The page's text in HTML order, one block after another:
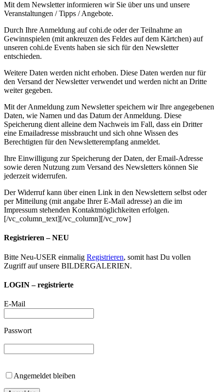
Mit dem Newsletter informieren wir Sie über uns und unsere
Veranstaltungen / Tipps / Angebote.
Durch Ihre Anmeldung auf cohi.de oder der Teilnahme an
Gewinnspielen (mit ankreuzen des Feldes auf dem Kärtchen) auf
unseren cohi.de Events haben sie sich für den Newsletter
entschieden.
Weitere Daten werden nicht erhoben. Diese Daten werden nur für
den Versand der Newsletter verwendet und werden nicht an Dritte
weiter gegeben.
Mit der Anmeldung zum Newsletter speichern wir Ihre angegebenen
Daten, wie Namen und das Datum der Anmeldung. Diese
Speicherung dient alleine dem Nachweis im Fall, dass ein Dritter
eine Emailadresse missbraucht und sich ohne Wissen des
Berechtigten für den Newsletterempfang anmeldet.
Ihre Einwilligung zur Speicherung der Daten, der Email-Adresse
sowie deren Nutzung zum Versand des Newsletters können Sie
jederzeit widerrufen.
Der Widerruf kann über einen Link in den Newslettern selbst oder
per Mitteilung (mit angabe Ihrer E-Mail adresse) an die im
Impressum stehenden Kontaktmöglichkeiten erfolgen.
[/vc_column_text][/vc_column][/vc_row]
Registrieren – NEU
Bitte Neu-USER einmalig Registrieren, somit hast Du vollen
Zugriff auf unsere BILDERGALERIEN.
LOGIN – registrierte
E-Mail
Passwort
Angemeldet bleiben